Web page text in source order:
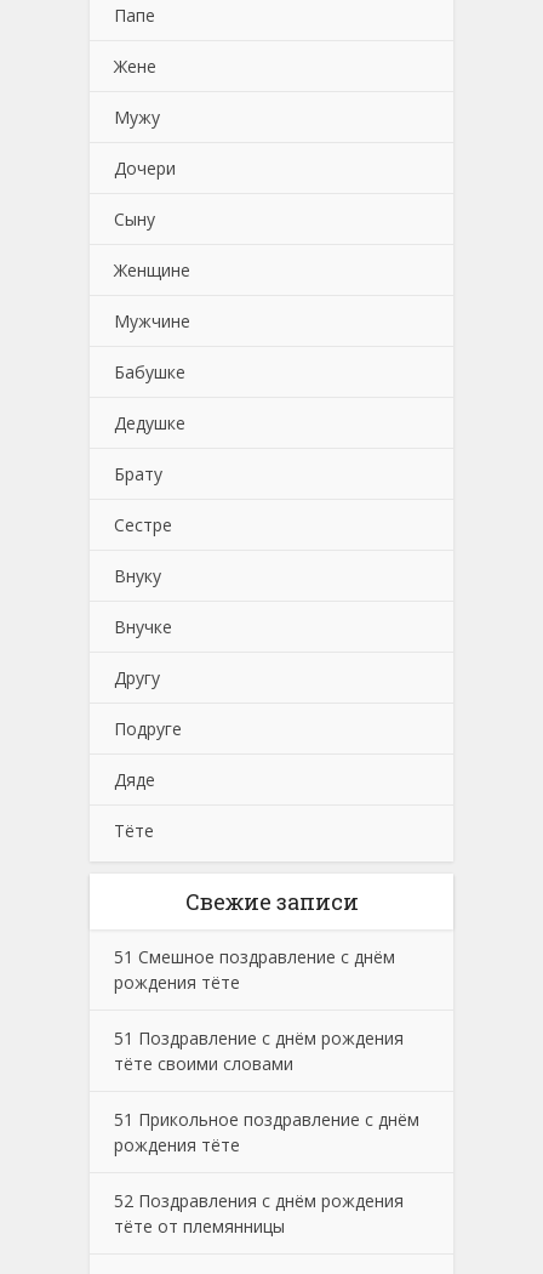
Папе
Жене
Мужу
Дочери
Сыну
Женщине
Мужчине
Бабушке
Дедушке
Брату
Сестре
Внуку
Внучке
Другу
Подруге
Дяде
Тёте
Свежие записи
51 Смешное поздравление с днём
рождения тёте
51 Поздравление с днём рождения
тёте своими словами
51 Прикольное поздравление с днём
рождения тёте
52 Поздравления с днём рождения
тёте от племянницы